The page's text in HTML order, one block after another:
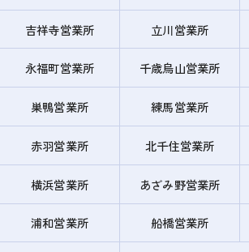
吉祥寺営業所 立川営業所
永福町営業所 千歳烏山営業所
巣鴨営業所 練馬営業所
赤羽営業所 北千住営業所
横浜営業所 あざみ野営業所
浦和営業所 船橋営業所